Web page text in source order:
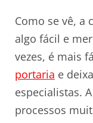
Como se vê, a
algo fácil e
vezes, é mais
portaria e
especialistas.
processos